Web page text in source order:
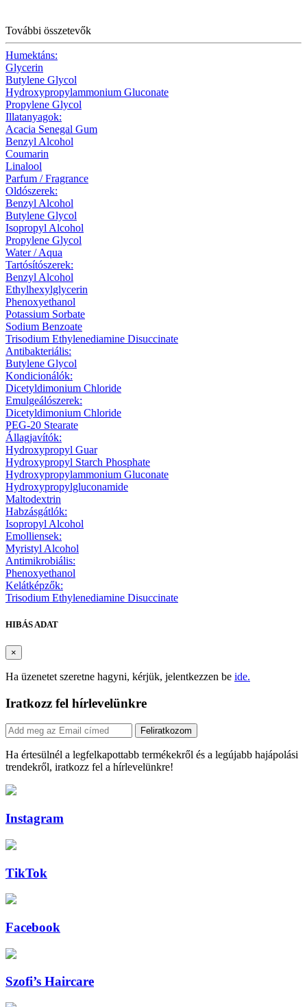
További összetevők
Humektáns:
Glycerin
Butylene Glycol
Hydroxypropylammonium Gluconate
Propylene Glycol
Illatanyagok:
Acacia Senegal Gum
Benzyl Alcohol
Coumarin
Linalool
Parfum / Fragrance
Oldószerek:
Benzyl Alcohol
Butylene Glycol
Isopropyl Alcohol
Propylene Glycol
Water / Aqua
Tartósítószerek:
Benzyl Alcohol
Ethylhexylglycerin
Phenoxyethanol
Potassium Sorbate
Sodium Benzoate
Trisodium Ethylenediamine Disuccinate
Antibakteriális:
Butylene Glycol
Kondicionálók:
Dicetyldimonium Chloride
Emulgeálószerek:
Dicetyldimonium Chloride
PEG-20 Stearate
Állagjavítók:
Hydroxypropyl Guar
Hydroxypropyl Starch Phosphate
Hydroxypropylammonium Gluconate
Hydroxypropylgluconamide
Maltodextrin
Habzásgátlók:
Isopropyl Alcohol
Emolliensek:
Myristyl Alcohol
Antimikrobiális:
Phenoxyethanol
Kelátképzők:
Trisodium Ethylenediamine Disuccinate
HIBÁS ADAT
×
Ha üzenetet szeretne hagyni, kérjük, jelentkezzen be ide.
Iratkozz fel hírlevelünkre
Feliratkozom
Ha értesülnél a legfelkapottabb termékekről és a legújabb hajápolási
trendekről, iratkozz fel a hírlevelünkre!
Instagram
TikTok
Facebook
Szofi’s Haircare